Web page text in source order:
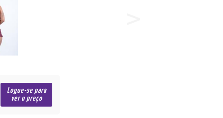
Logue-se para
ver o preço